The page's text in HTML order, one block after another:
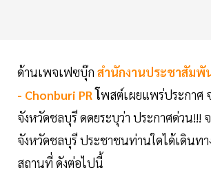
ด้านเพจเฟซบุ๊ก สำนักงานประชาสัมพั
- Chonburi PRโพสต์เผยแพร่ประกาศ
จังหวัดชลบุรี ดดยระบุว่า ประกาศด่วน!!!
จังหวัดชลบุรี ประชาชนท่านใดได้เดินทา
สถานที่ ดังต่อไปนี้